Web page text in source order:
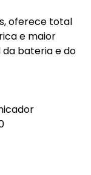
oferece total
e maior
da bateria e do